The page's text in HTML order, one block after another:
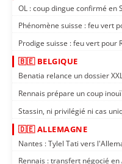
OL : coup dingue confirmé en
Phénomène suisse : feu vert
Prodige suisse : feu vert pour
🇧🇪 BELGIQUE
Benatia relance un dossier
Rennais prépare un coup inouï
Stassin, ni privilégié ni cas
🇩🇪 ALLEMAGNE
Nantes : Tylel Tati vers
Rennais : transfert négocié en